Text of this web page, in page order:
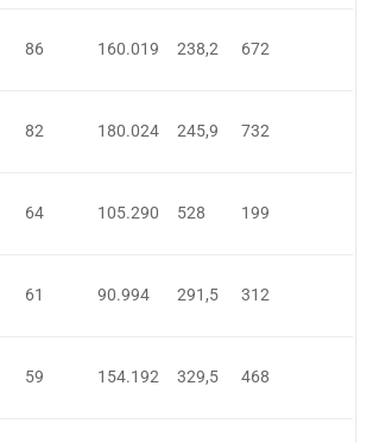
86 160.019 238,2 672
82 180.024 245,9 732
64 105.290 528 199
61 90.994 291,5 312
59 154.192 329,5 468